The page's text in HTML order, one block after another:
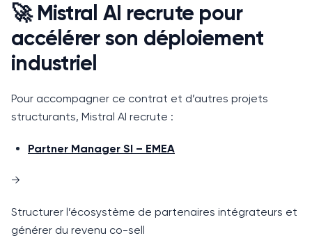
🚀 Mistral AI recrute pour
accélérer son déploiement
industriel
Pour accompagner ce contrat et d’autres projets
structurants, Mistral AI recrute :
Partner Manager SI – EMEA
→
Structurer l’écosystème de partenaires intégrateurs et
générer du revenu co-sell